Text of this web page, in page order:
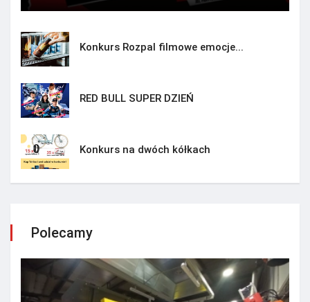
Konkurs Rozpal filmowe emocje...
RED BULL SUPER DZIEŃ
Konkurs na dwóch kółkach
Polecamy